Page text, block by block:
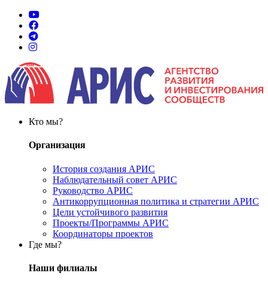
Кто мы?
Организация
История создания АРИС
Наблюдательный совет АРИС
Руководство АРИС
Антикоррупционная политика и стратегии АРИС
Цели устойчивого развития
Проекты/Программы АРИС
Координаторы проектов
Где мы?
Наши филиалы